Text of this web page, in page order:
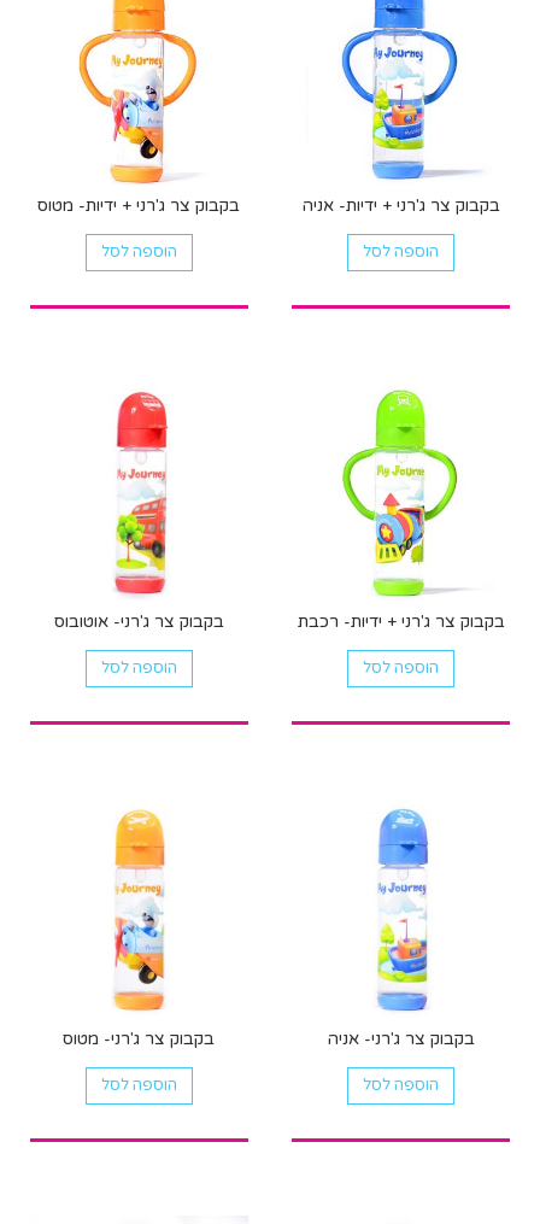
בקבוק צר ג'רני + ידיות- אניה
הוספה לסל
בקבוק צר ג'רני + ידיות- מטוס
הוספה לסל
בקבוק צר ג'רני + ידיות- רכבת
הוספה לסל
בקבוק צר ג'רני- אוטובוס
הוספה לסל
בקבוק צר ג'רני- אניה
הוספה לסל
בקבוק צר ג'רני- מטוס
הוספה לסל